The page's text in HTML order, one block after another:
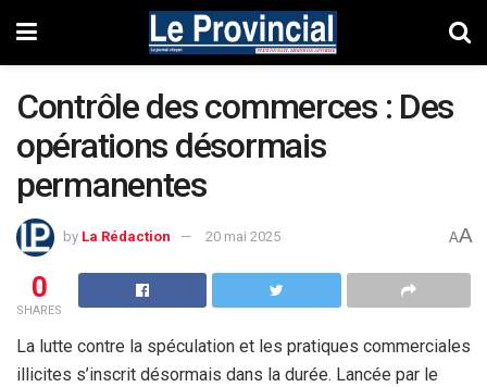
Contrôle des commerces : Des
opérations désormais
permanentes
by La Rédaction 20 mai 2025 AA
0
SHARES
La lutte contre la spéculation et les pratiques commerciales
illicites s’inscrit désormais dans la durée. Lancée par le